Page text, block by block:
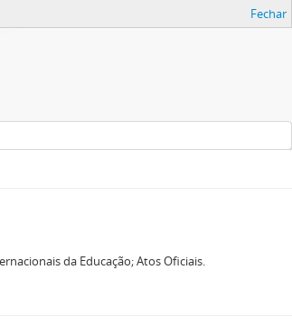
Fechar
da Educação; Atos Oficiais.